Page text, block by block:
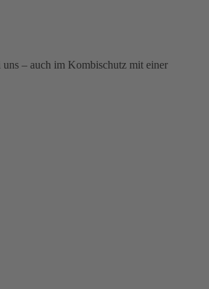
uns – auch im Kombischutz mit einer